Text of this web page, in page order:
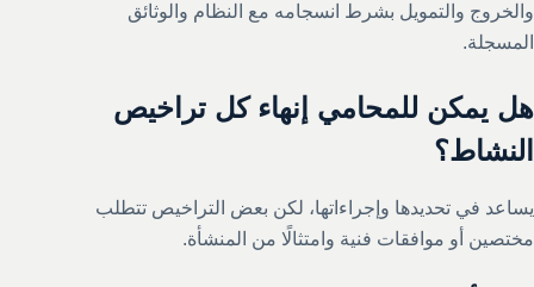
والخروج والتمويل بشرط انسجامه مع النظام والوثائق
المسجلة.
هل يمكن للمحامي إنهاء كل تراخيص
النشاط؟
يساعد في تحديدها وإجراءاتها، لكن بعض التراخيص تتطلب
مختصين أو موافقات فنية وامتثالًا من المنشأة.